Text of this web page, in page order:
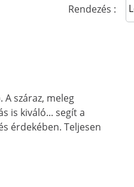
Rendezés :
A száraz, meleg
is kiváló... segít a
érdekében. Teljesen